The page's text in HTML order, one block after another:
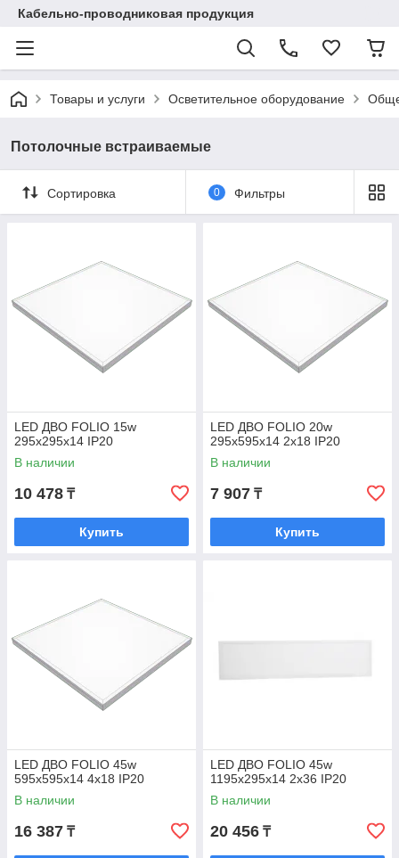
Кабельно-проводниковая продукция
Товары и услуги Осветительное оборудование
Потолочные встраиваемые
Сортировка 0 Фильтры
LED ДВО FOLIO 15w
295х295х14 IP20
В наличии
10 478 ₸
Купить
LED ДВО FOLIO 20w
295х595х14 2х18 IP20
В наличии
7 907 ₸
Купить
LED ДВО FOLIO 45w
595x595х14 4x18 IP20
В наличии
16 387 ₸
LED ДВО FOLIO 45w
1195x295х14 2x36 IP20
В наличии
20 456 ₸